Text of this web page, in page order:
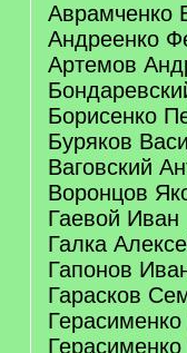
Аврамченко
Андреенко
Артемов
Борисенко
Буряков
Ваговский
Воронцов
Гаевой Иван
Галка
Гапонов
Гарасков